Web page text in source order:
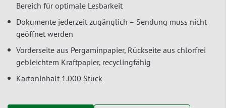
Bereich für optimale Lesbarkeit
Dokumente jederzeit zugänglich – Sendung muss nicht
geöffnet werden
Vorderseite aus Pergaminpapier, Rückseite aus chlorfrei
gebleichtem Kraftpapier, recyclingfähig
Kartoninhalt 1.000 Stück